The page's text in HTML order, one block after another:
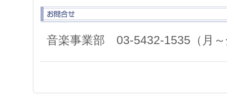
音楽事業部 03-5432-1535（月